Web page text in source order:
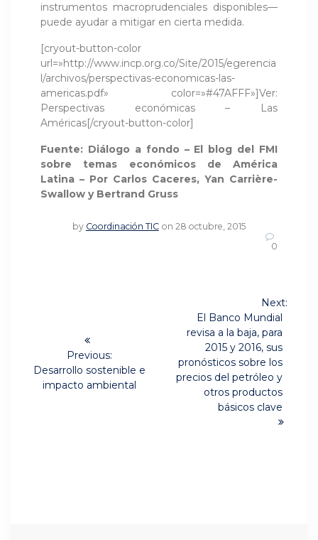
instrumentos macroprudenciales disponibles—
puede ayudar a mitigar en cierta medida.
[cryout-button-color
url=»http://www.incp.org.co/Site/2015/egerencia
l/archivos/perspectivas-economicas-las-
americas.pdf» color=»#47AFFF»]Ver:
Perspectivas económicas – Las
Américas[/cryout-button-color]
Fuente: Diálogo a fondo – El blog del FMI
sobre temas económicos de América
Latina – Por Carlos Caceres, Yan Carrière-
Swallow y Bertrand Gruss
by Coordinación TIC on 28 octubre, 2015
0
entradas
Previous:
Previous
post:
Desarrollo sostenible e
impacto ambiental
Next:
post:
El Banco Mundial
revisa a la baja, para
2015 y 2016, sus
pronósticos sobre los
precios del petróleo y
otros productos
básicos clave